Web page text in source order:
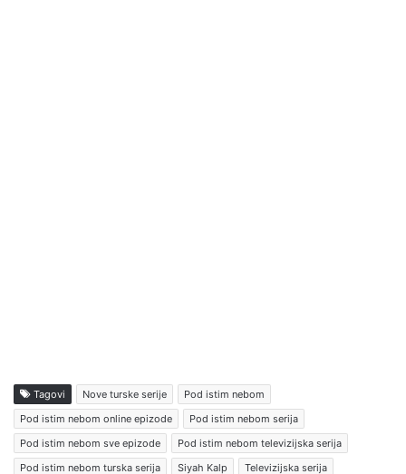
Tagovi Nove turske serije
Pod istim nebom
Pod istim nebom online epizode
Pod istim nebom serija
Pod istim nebom sve epizode
Pod istim nebom televizijska serija
Pod istim nebom turska serija
Siyah Kalp Televizijska serija